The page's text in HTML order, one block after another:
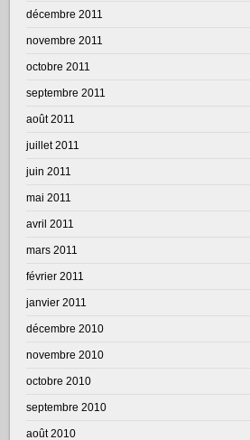
décembre 2011
novembre 2011
octobre 2011
septembre 2011
août 2011
juillet 2011
juin 2011
mai 2011
avril 2011
mars 2011
février 2011
janvier 2011
décembre 2010
novembre 2010
octobre 2010
septembre 2010
août 2010